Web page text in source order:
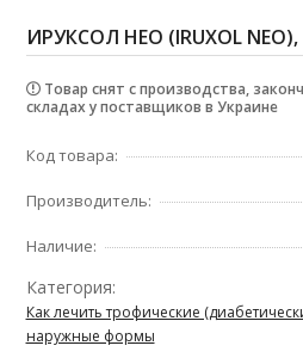
ИРУКСОЛ НЕО (IRUXOL
Товар снят с производства,
складах у поставщиков в Украине
Код товара:
Производитель:
Наличие:
Категория:
Как лечить трофические
наружные формы